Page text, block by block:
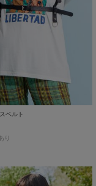
ベルト
り